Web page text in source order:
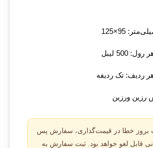
95×125
500 لیبل
هر ردیف: تک ردیفه
رزین ورزین
خطا در قیمت‌گذاری، سفارش پس
قابل لغو خواهد بود. ثبت سفارش به